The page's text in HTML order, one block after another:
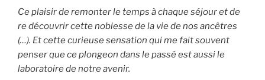
Ce plaisir de remonter le temps à chaque séjour et de
re découvrir cette noblesse de la vie de nos ancêtres
(…). Et cette curieuse sensation qui me fait souvent
penser que ce plongeon dans le passé est aussi le
laboratoire de notre avenir.